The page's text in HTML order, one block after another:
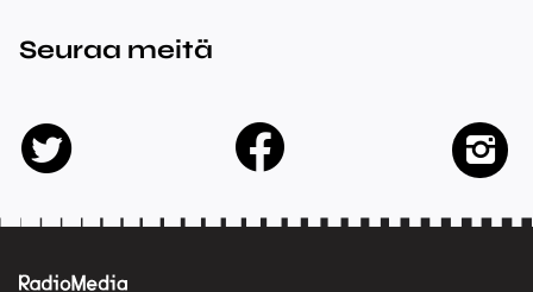
Seuraa meitä
twitter facebook